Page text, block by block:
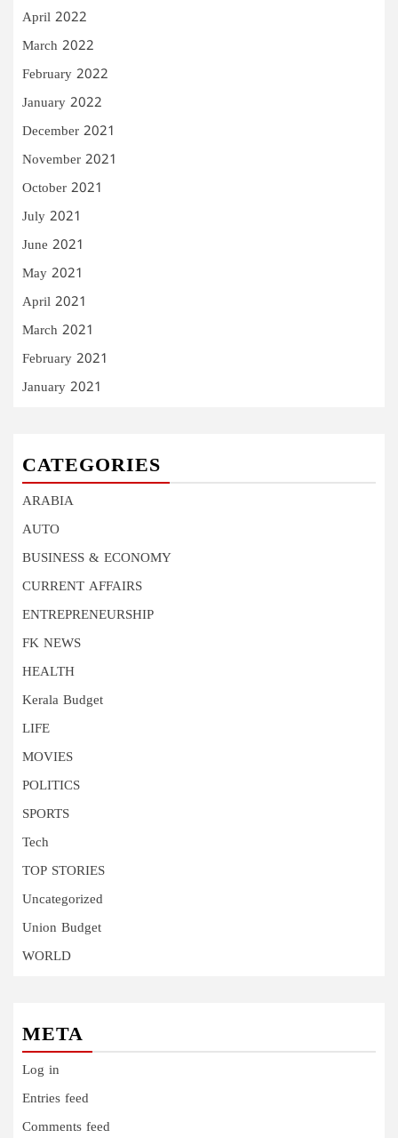
April 2022
March 2022
February 2022
January 2022
December 2021
November 2021
October 2021
July 2021
June 2021
May 2021
April 2021
March 2021
February 2021
January 2021
CATEGORIES
ARABIA
AUTO
BUSINESS & ECONOMY
CURRENT AFFAIRS
ENTREPRENEURSHIP
FK NEWS
HEALTH
Kerala Budget
LIFE
MOVIES
POLITICS
SPORTS
Tech
TOP STORIES
Uncategorized
Union Budget
WORLD
META
Log in
Entries feed
Comments feed